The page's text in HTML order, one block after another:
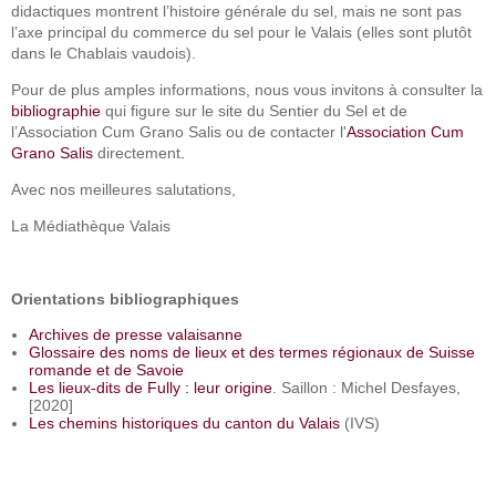
didactiques montrent l’histoire générale du sel, mais ne sont pas
l’axe principal du commerce du sel pour le Valais (elles sont plutôt
dans le Chablais vaudois).
Pour de plus amples informations, nous vous invitons à consulter la
bibliographie qui figure sur le site du Sentier du Sel et de
l’Association Cum Grano Salis ou de contacter l'Association Cum
Grano Salis directement
Avec nos meilleures salutations,
La Médiathèque Valais
Orientations bibliographiques
Archives de presse valaisanne
Glossaire des noms de lieux et des termes régionaux de Suisse
romande et de Savoie
Les lieux-dits de Fully : leur origine . Saillon : Michel Desfayes,
[2020]
Les chemins historiques du canton du Valais (IVS)